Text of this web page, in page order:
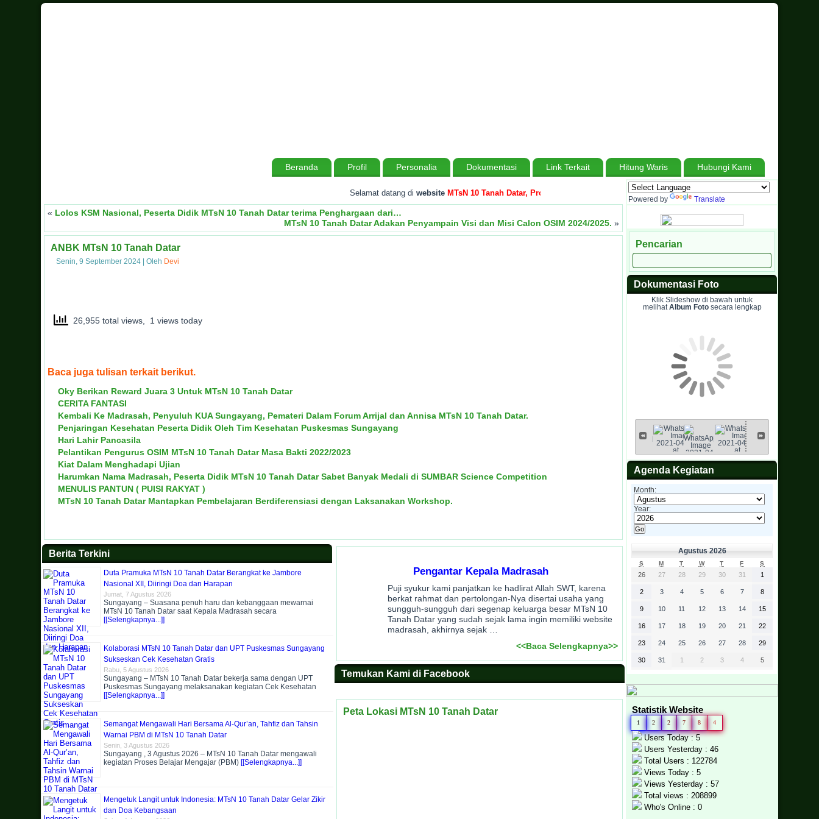
Beranda Profil Personalia Dokumentasi Link Terkait Hitung Waris Hubungi Kami
Selamat datang diwebsite MTsN 10 Tanah Datar, Provinsi Sumatera Barat Berjuang Tiada Henti, Bersabar Tanpa Batas, Menuju
« Lolos KSM Nasional, Peserta Didik MTsN 10 Tanah Datar terima Penghargaan dari…
MTsN 10 Tanah Datar Adakan Penyampain Visi dan Misi Calon OSIM 2024/2025. »
ANBK MTsN 10 Tanah Datar
Senin, 9 September 2024 Oleh Devi
26,955 total views, 1 views today
Baca juga tulisan terkait berikut.
Oky Berikan Reward Juara 3 Untuk MTsN 10 Tanah Datar
CERITA FANTASI
Kembali Ke Madrasah, Penyuluh KUA Sungayang, Pemateri Dalam Forum Arrijal dan Annisa MTsN 10 Tanah Datar.
Penjaringan Kesehatan Peserta Didik Oleh Tim Kesehatan Puskesmas Sungayang
Hari Lahir Pancasila
Pelantikan Pengurus OSIM MTsN 10 Tanah Datar Masa Bakti 2022/2023
Kiat Dalam Menghadapi Ujian
Harumkan Nama Madrasah, Peserta Didik MTsN 10 Tanah Datar Sabet Banyak Medali di SUMBAR Science Competition
MENULIS PANTUN ( PUISI RAKYAT )
MTsN 10 Tanah Datar Mantapkan Pembelajaran Berdiferensiasi dengan Laksanakan Workshop.
Berita Terkini
Duta Pramuka MTsN 10 Tanah Datar Berangkat ke Jambore
Nasional XII, Diiringi Doa dan Harapan
Jumat, 7 Agustus 2026
Sungayang – Suasana penuh haru dan kebanggaan mewarnai
MTsN 10 Tanah Datar saat Kepala Madrasah secara
[[Selengkapnya...]]
Kolaborasi MTsN 10 Tanah Datar dan UPT Puskesmas Sungayang
Sukseskan Cek Kesehatan Gratis
Rabu, 5 Agustus 2026
Sungayang – MTsN 10 Tanah Datar bekerja sama dengan UPT
Puskesmas Sungayang melaksanakan kegiatan Cek Kesehatan
[[Selengkapnya...]]
Semangat Mengawali Hari Bersama Al-Qur’an, Tahfiz dan Tahsin
Warnai PBM di MTsN 10 Tanah Datar
Senin, 3 Agustus 2026
Sungayang , 3 Agustus 2026 – MTsN 10 Tanah Datar mengawali
kegiatan Proses Belajar Mengajar (PBM) [[Selengkapnya...]]
Mengetuk Langit untuk Indonesia: MTsN 10 Tanah Datar Gelar Zikir
dan Doa Kebangsaan
Pengantar Kepala Madrasah
Puji syukur kami panjatkan ke hadlirat Allah SWT, karena
berkat rahmat dan pertolongan-Nya disertai usaha yang
sungguh-sungguh dari segenap keluarga besar MTsN 10
Tanah Datar yang sudah sejak lama ingin memiliki website
madrasah, akhirnya sejak …
<<Baca Selengkapnya>>
Temukan Kami di Facebook
Peta Lokasi MTsN 10 Tanah Datar
Powered by Translate
Pencarian
Dokumentasi Foto
Klik Slideshow di bawah untuk
melihatAlbum Fotosecara lengkap
Agenda Kegiatan
Month:
Year:
Agustus 2026
S M T W T F S
26 27 28 29 30 31 1
2 3 4 5 6 7 8
9 10 11 12 13 14 15
16 17 18 19 20 21 22
23 24 25 26 27 28 29
30 31 1 2 3 4 5
Statistik Website
1 2 2 7 8 4
Users Today : 5
Users Yesterday : 46
Total Users : 122784
Views Today : 5
Views Yesterday : 57
Total views : 208899
Who's Online : 0